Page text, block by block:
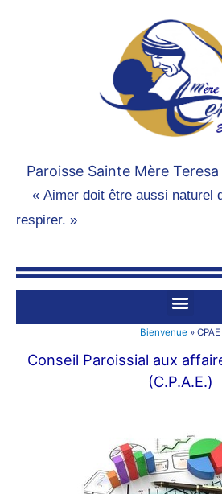
Paroisse Sainte Mère
« Aimer doit être aussi naturel
respirer. »
Bienvenue » CPAE
Conseil Paroissial aux
(C.P.A.E.)